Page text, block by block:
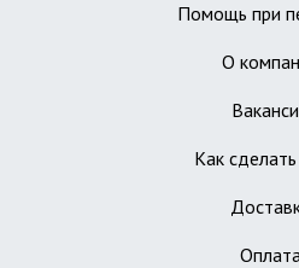
Помощь при
О
Как сделать